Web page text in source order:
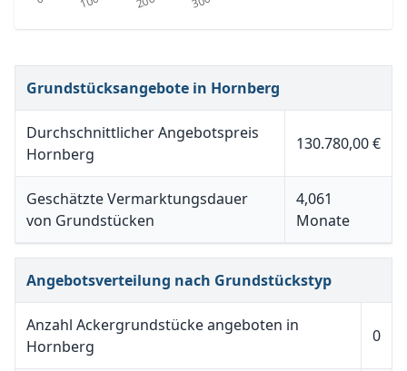
Grundstücksangebote in Hornberg
Durchschnittlicher Angebotspreis
Hornberg
130.780,00 €
Geschätzte Vermarktungsdauer
von Grundstücken
4,061
Monate
Angebotsverteilung nach Grundstückstyp
Anzahl Ackergrundstücke angeboten in
Hornberg
0